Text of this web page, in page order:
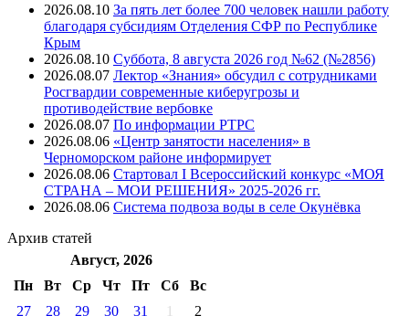
2026.08.10 За пять лет более 700 человек нашли работу
благодаря субсидиям Отделения СФР по Республике
Крым
2026.08.10 Суббота, 8 августа 2026 год №62 (№2856)
2026.08.07 Лектор «Знания» обсудил с сотрудниками
Росгвардии современные киберугрозы и
противодействие вербовке
2026.08.07 ⁠По информации РТРС
2026.08.06 «Центр занятости населения» в
Черноморском районе информирует
2026.08.06 Стартовал I Всероссийский конкурс «МОЯ
СТРАНА – МОИ РЕШЕНИЯ» 2025-2026 гг.
2026.08.06 Система подвоза воды в селе Окунёвка
Архив статей
Август, 2026
Пн
Вт Ср Чт Пт Cб
Вс
27
28 29 30 31 1
2